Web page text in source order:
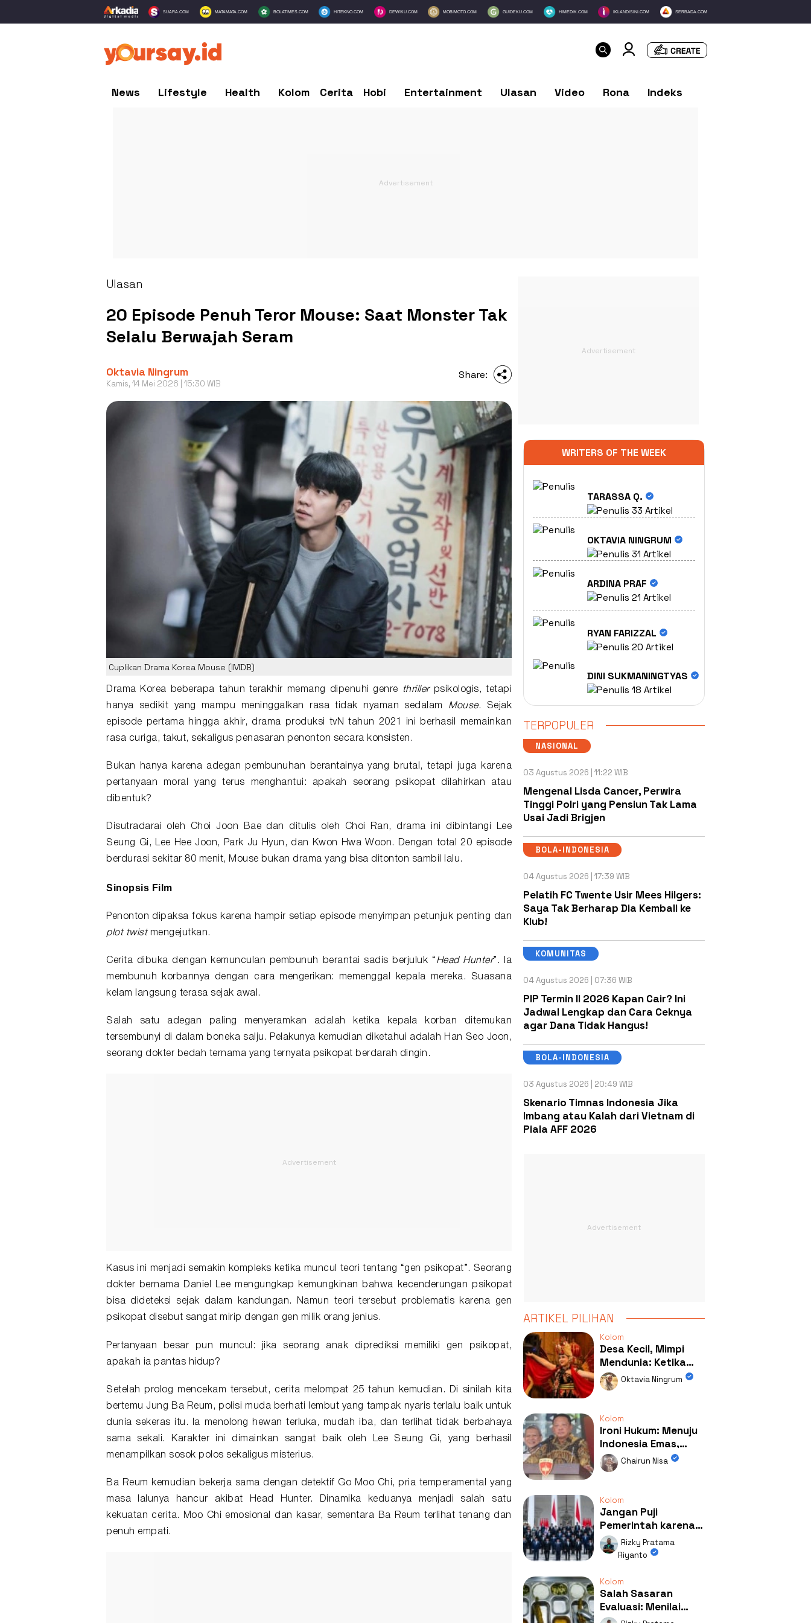
SUARA.COM MATAMATA.COM BOLATIMES.COM HITEKNO.COM DEWIKU.COM MOBIMOTO.COM GUIDEKU.COM HIMEDIK.COM IKLANDISINI.COM SERBADA.COM
News Lifestyle Health Kolom Cerita Hobi Entertainment Ulasan Video Rona Indeks
Ulasan
20 Episode Penuh Teror Mouse: Saat Monster Tak
Selalu Berwajah Seram
Oktavia Ningrum
Kamis, 14 Mei 2026 | 15:30 WIB
Share:
Cuplikan Drama Korea Mouse (IMDB)
Drama Korea beberapa tahun terakhir memang dipenuhi genre thrillerpsikologis, tetapi
hanya sedikit yang mampu meninggalkan rasa tidak nyaman sedalam Mouse. Sejak
episode pertama hingga akhir, drama produksi tvN tahun 2021 ini berhasil memainkan
rasa curiga, takut, sekaligus penasaran penonton secara konsisten.
Bukan hanya karena adegan pembunuhan berantainya yang brutal, tetapi juga karena
pertanyaan moral yang terus menghantui: apakah seorang psikopat dilahirkan atau
dibentuk?
Disutradarai oleh Choi Joon Bae dan ditulis oleh Choi Ran, drama ini dibintangi Lee
Seung Gi, Lee Hee Joon, Park Ju Hyun, dan Kwon Hwa Woon. Dengan total 20 episode
berdurasi sekitar 80 menit, Mouse bukan drama yang bisa ditonton sambil lalu.
Sinopsis Film
Penonton dipaksa fokus karena hampir setiap episode menyimpan petunjuk penting dan
plot twistmengejutkan.
Cerita dibuka dengan kemunculan pembunuh berantai sadis berjuluk “ Head Hunter”. Ia
membunuh korbannya dengan cara mengerikan: memenggal kepala mereka. Suasana
kelam langsung terasa sejak awal.
Salah satu adegan paling menyeramkan adalah ketika kepala korban ditemukan
tersembunyi di dalam boneka salju. Pelakunya kemudian diketahui adalah Han Seo Joon,
seorang dokter bedah ternama yang ternyata psikopat berdarah dingin.
Kasus ini menjadi semakin kompleks ketika muncul teori tentang “gen psikopat”. Seorang
dokter bernama Daniel Lee mengungkap kemungkinan bahwa kecenderungan psikopat
bisa dideteksi sejak dalam kandungan. Namun teori tersebut problematis karena gen
psikopat disebut sangat mirip dengan gen milik orang jenius.
Pertanyaan besar pun muncul: jika seorang anak diprediksi memiliki gen psikopat,
apakah ia pantas hidup?
Setelah prolog mencekam tersebut, cerita melompat 25 tahun kemudian. Di sinilah kita
bertemu Jung Ba Reum, polisi muda berhati lembut yang tampak nyaris terlalu baik untuk
dunia sekeras itu. Ia menolong hewan terluka, mudah iba, dan terlihat tidak berbahaya
sama sekali. Karakter ini dimainkan sangat baik oleh Lee Seung Gi, yang berhasil
menampilkan sosok polos sekaligus misterius.
Ba Reum kemudian bekerja sama dengan detektif Go Moo Chi, pria temperamental yang
masa lalunya hancur akibat Head Hunter. Dinamika keduanya menjadi salah satu
kekuatan cerita. Moo Chi emosional dan kasar, sementara Ba Reum terlihat tenang dan
penuh empati.
WRITERS OF THE WEEK
TARASSA Q.
33 Artikel
OKTAVIA NINGRUM
31 Artikel
ARDINA PRAF
21 Artikel
RYAN FARIZZAL
20 Artikel
DINI SUKMANINGTYAS
18 Artikel
TERPOPULER
NASIONAL
03 Agustus 2026 | 11:22 WIB
Mengenal Lisda Cancer, Perwira
Tinggi Polri yang Pensiun Tak Lama
Usai Jadi Brigjen
BOLA-INDONESIA
04 Agustus 2026 | 17:39 WIB
Pelatih FC Twente Usir Mees Hilgers:
Saya Tak Berharap Dia Kembali ke
Klub!
KOMUNITAS
04 Agustus 2026 | 07:36 WIB
PIP Termin II 2026 Kapan Cair? Ini
Jadwal Lengkap dan Cara Ceknya
agar Dana Tidak Hangus!
BOLA-INDONESIA
03 Agustus 2026 | 20:49 WIB
Skenario Timnas Indonesia Jika
Imbang atau Kalah dari Vietnam di
Piala AFF 2026
ARTIKEL PILIHAN
Kolom
Desa Kecil, Mimpi
Mendunia: Ketika
Kolaborasi
Mengubah Wajah
Oktavia Ningrum
Kolom
Ironi Hukum: Menuju
Indonesia Emas,
Ternyata Emasnya
Ada di Rumah Febrie!
Chairun Nisa
Kolom
Jangan Puji
Pemerintah karena
Kerja: Mengapa
Publik Begitu Mudah
Rizky Pratama
Riyanto
Kolom
Salah Sasaran
Evaluasi: Menilai
Program MBG Lewat